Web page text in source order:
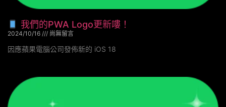
我們的PWA Logo更新嘍！
2024/10/16 尚無留言
因應蘋果電腦公司發佈新的 iOS 18